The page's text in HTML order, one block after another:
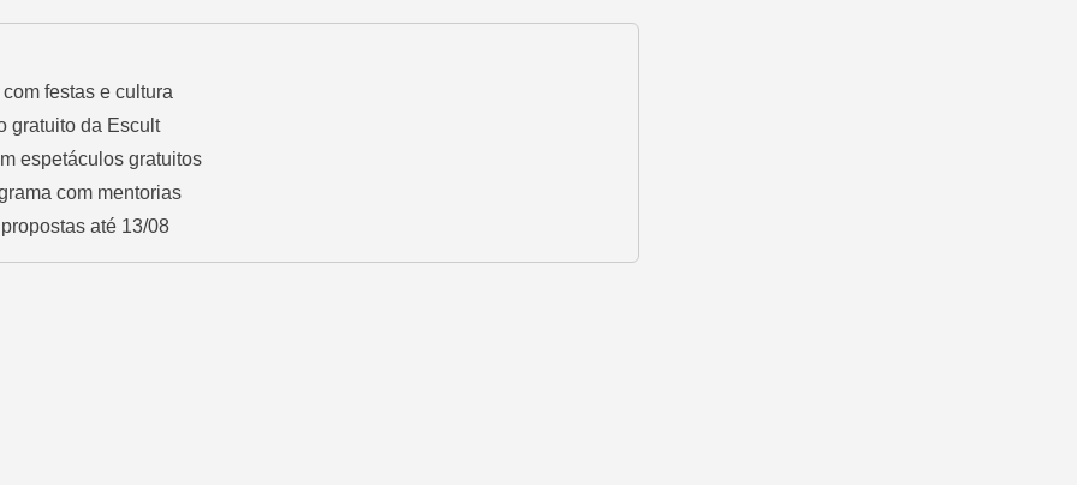
festas e cultura
gratuito da Escult
espetáculos gratuitos
com mentorias
até 13/08